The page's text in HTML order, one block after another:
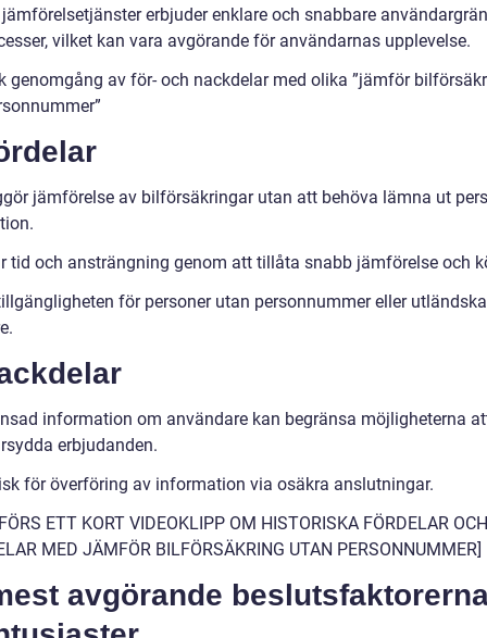
erbjuder enklare och snabbare
vilket kan vara avgörande för användarnas upplevelse.
genomgång av för- och nackdelar med olika ”jämför
jämförelse av bilförsäkringar utan att behöva lämna ut
tid och ansträngning genom att tillåta snabb jämförelse och
för personer utan personnummer eller utländska
information om användare kan begränsa möjligheterna
erbjudanden.
för överföring av information via osäkra anslutningar.
ETT KORT VIDEOKLIPP OM HISTORISKA FÖRDELAR OCH
MED JÄMFÖR BILFÖRSÄKRING UTAN PERSONNUMMER]
avgörande